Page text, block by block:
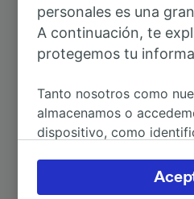
A Innsbruck Hbf
A Milán
personales es una
A continuación, te
protegemos tu
Tanto nosotros como
almacenamos o
dispositivo, como
Puedes aceptar o
haciendo clic abajo,